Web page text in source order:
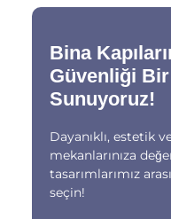
Bina
Güvenliği
Sunuyoruz!
Dayanıklı, estetik
mekanlarınıza
tasarımlarımız
seçin!